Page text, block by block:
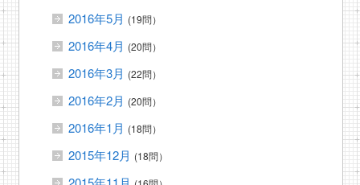
2016年5月 (19問）
2016年4月 (20問）
2016年3月 (22問）
2016年2月 (20問）
2016年1月 (18問）
2015年12月 (18問）